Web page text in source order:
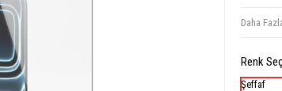
Daha
Renk
Şeffaf